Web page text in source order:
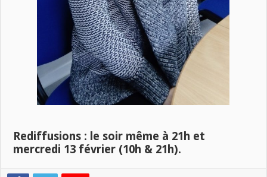
Rediffusions : le soir même à 21h et
mercredi 13 février (10h & 21h).